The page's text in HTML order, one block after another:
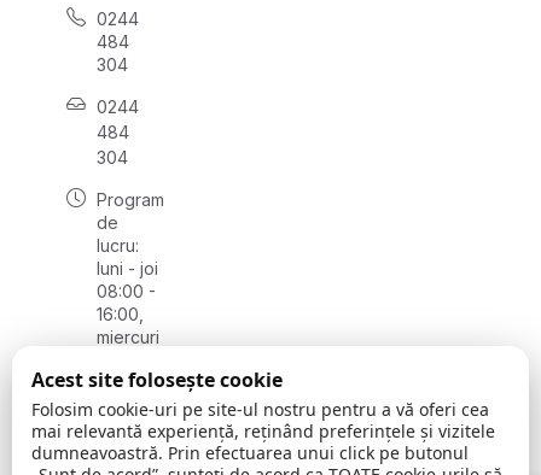
0244
484
304
0244
484
304
Program
de
lucru:
luni - joi
08:00 -
16:00,
miercuri
18.30,
vineri
08:00 -
13:30
Acest site folosește cookie
Folosim cookie-uri pe site-ul nostru pentru a vă oferi cea
mai relevantă experiență, reținând preferințele și vizitele
dumneavoastră. Prin efectuarea unui click pe butonul